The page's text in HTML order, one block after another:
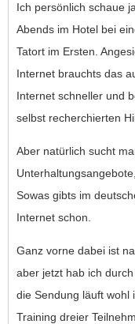
Ich persönlich schaue
Abends im Hotel bei
Tatort im Ersten.
Internet brauchts das
Internet schneller und
selbst recherchierten
Aber natürlich sucht
Sowas gibts im
Internet schon.
Ganz vorne dabei ist
aber jetzt hab ich durch
die Sendung läuft wohl
Training dreier